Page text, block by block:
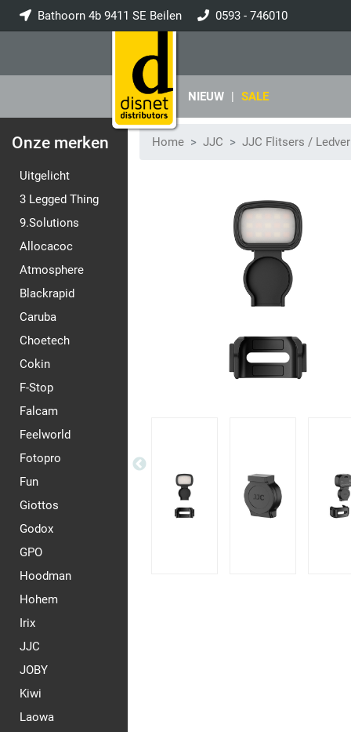
Bathoorn 4b 9411 SE Beilen 0593 - 746010
NIEUW | SALE
Onze merken
Uitgelicht
3 Legged Thing
9.Solutions
Allocacoc
Atmosphere
Blackrapid
Caruba
Choetech
Cokin
F-Stop
Falcam
Feelworld
Fotopro
Fun
Giottos
Godox
GPO
Hoodman
Hohem
Irix
JJC
JOBY
Kiwi
Laowa
Home JJC JJC Flitsers /